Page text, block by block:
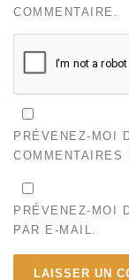
COMMENTAIRE.
PRÉVENEZ-MOI
COMMENTAIRES
PRÉVENEZ-MOI
PAR E-MAIL.